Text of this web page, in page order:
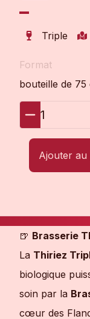
Triple
Format
bouteille de 75
1
Ajouter au
🍺 Brasserie
La Thiriez
biologique
soin par la
cœur des